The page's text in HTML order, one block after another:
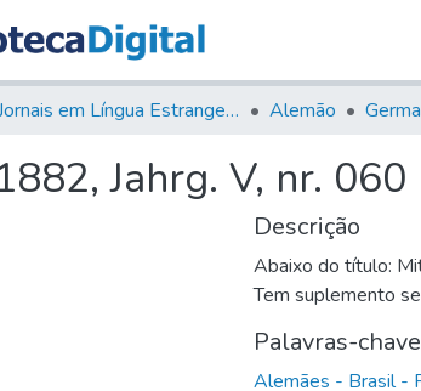
Jornais em Língua Estrangeira Alemão
Jahrg. V, nr. 060
Descrição
Abaixo do título:
Tem suplemento
Palavras-chave
Alemães - Brasil -